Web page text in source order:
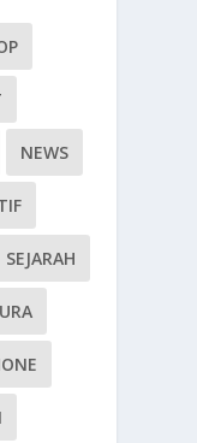
NEWS
SEJARAH